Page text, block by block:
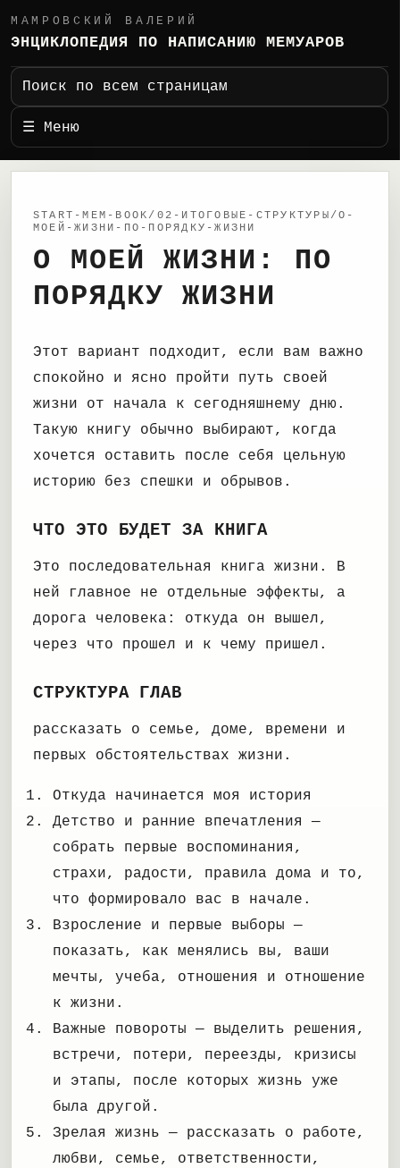
МАМРОВСКИЙ ВАЛЕРИЙ
ЭНЦИКЛОПЕДИЯ ПО НАПИСАНИЮ МЕМУАРОВ
Поиск по всем страницам
☰ Меню
START-MEM-BOOK/02-ИТОГОВЫЕ-СТРУКТУРЫ/О-
МОЕЙ-ЖИЗНИ-ПО-ПОРЯДКУ-ЖИЗНИ
О МОЕЙ ЖИЗНИ: ПО
ПОРЯДКУ ЖИЗНИ
Этот вариант подходит, если вам важно
спокойно и ясно пройти путь своей
жизни от начала к сегодняшнему дню.
Такую книгу обычно выбирают, когда
хочется оставить после себя цельную
историю без спешки и обрывов.
ЧТО ЭТО БУДЕТ ЗА КНИГА
Это последовательная книга жизни. В
ней главное не отдельные эффекты, а
дорога человека: откуда он вышел,
через что прошел и к чему пришел.
СТРУКТУРА ГЛАВ
рассказать о семье, доме, времени и
первых обстоятельствах жизни.
Откуда начинается моя история
Детство и ранние впечатления —
собрать первые воспоминания,
страхи, радости, правила дома и то,
что формировало вас в начале.
Взросление и первые выборы —
показать, как менялись вы, ваши
мечты, учеба, отношения и отношение
к жизни.
Важные повороты — выделить решения,
встречи, потери, переезды, кризисы
и этапы, после которых жизнь уже
была другой.
Зрелая жизнь — рассказать о работе,
любви, семье, ответственности,